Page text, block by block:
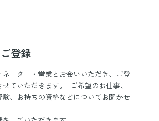
登録
ネーター・営業とお会いいただき、ご登
ていただきます。 ご希望のお仕事、
、お持ちの資格などについてお聞かせ